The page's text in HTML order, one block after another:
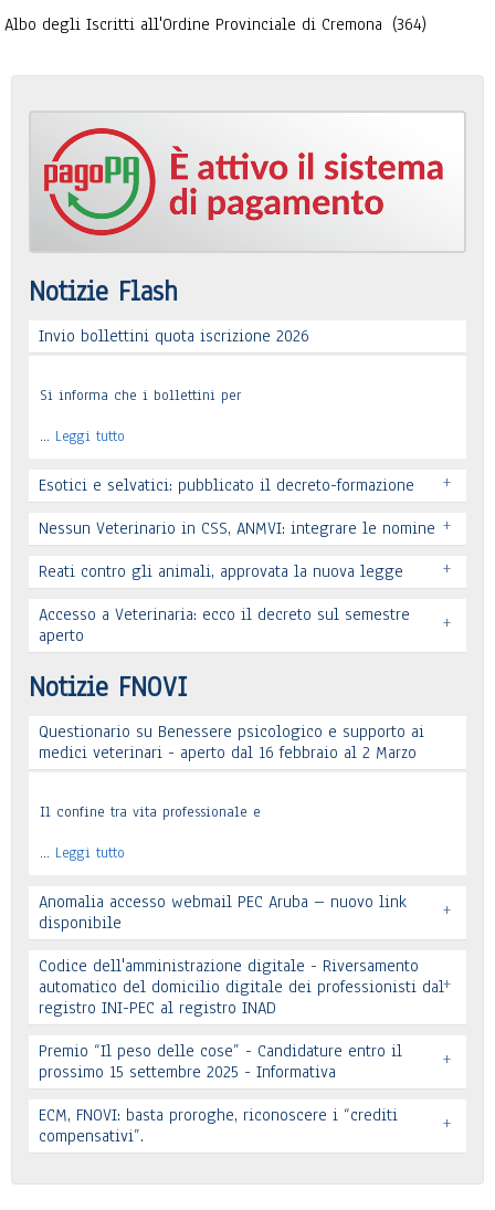
Albo degli Iscritti all'Ordine Provinciale di Cremona (364)
Notizie Flash
Invio bollettini quota iscrizione 2026
Si informa che i bollettini per
… Leggi tutto
Esotici e selvatici: pubblicato il decreto-formazione +
Leggi tutto
Nessun Veterinario in CSS, ANMVI: integrare le nomine +
Leggi tutto
Reati contro gli animali, approvata la nuova legge +
Leggi tutto
Accesso a Veterinaria: ecco il decreto sul semestre
aperto
+
Leggi tutto
Notizie FNOVI
Questionario su Benessere psicologico e supporto ai
medici veterinari - aperto dal 16 febbraio al 2 Marzo
Il confine tra vita professionale e
… Leggi tutto
Anomalia accesso webmail PEC Aruba – nuovo link
disponibile
+
Leggi tutto
Codice dell'amministrazione digitale - Riversamento
automatico del domicilio digitale dei professionisti dal
registro INI-PEC al registro INAD
+
Leggi tutto
Premio “Il peso delle cose” - Candidature entro il
prossimo 15 settembre 2025 - Informativa
+
Premio “Il peso delle cose” - Candidature
ECM, FNOVI: basta proroghe, riconoscere i “crediti
compensativi”.
+